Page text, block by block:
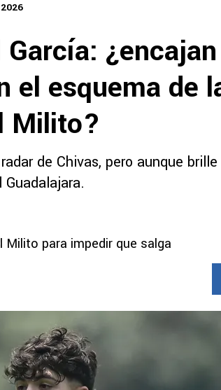
el esquema de
Milito?
de Chivas, pero aunque
Milito para impedir que salga